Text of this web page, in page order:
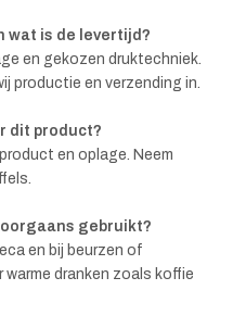
wat is de levertijd?
en gekozen druktechniek.
productie en verzending in.
dit product?
en oplage. Neem
gebruikt?
en bij beurzen of
dranken zoals koffie